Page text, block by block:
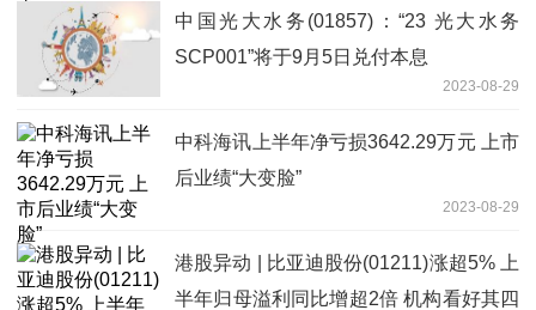
中国光大水务(01857)：“23 光大水务
SCP001”将于9月5日兑付本息
2023-08-29
中科海讯上半年净亏损3642.29万元 上市
后业绩“大变脸”
2023-08-29
港股异动 | 比亚迪股份(01211)涨超5% 上
半年归母溢利同比增超2倍 机构看好其四